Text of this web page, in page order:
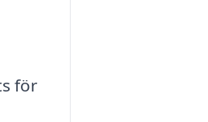
för